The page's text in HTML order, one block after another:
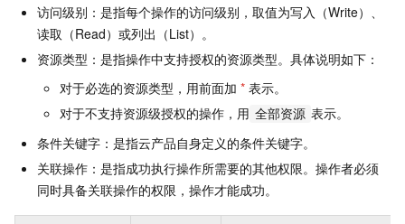
访问级别：是指每个操作的访问级别，取值为写入（Write）、
读取（Read）或列出（List）。
资源类型：是指操作中支持授权的资源类型。具体说明如下：
对于必选的资源类型，用前面加 * 表示。
对于不支持资源级授权的操作，用 全部资源 表示。
条件关键字：是指云产品自身定义的条件关键字。
关联操作：是指成功执行操作所需要的其他权限。操作者必须
同时具备关联操作的权限，操作才能成功。